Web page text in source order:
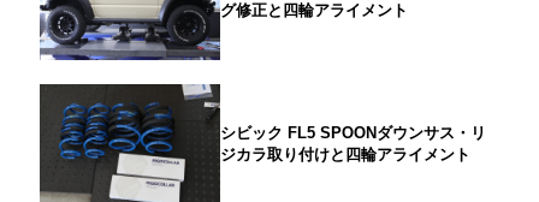
グ修正と四輪アライメント
シビック FL5 SPOONダウンサス・リ
ジカラ取り付けと四輪アライメント